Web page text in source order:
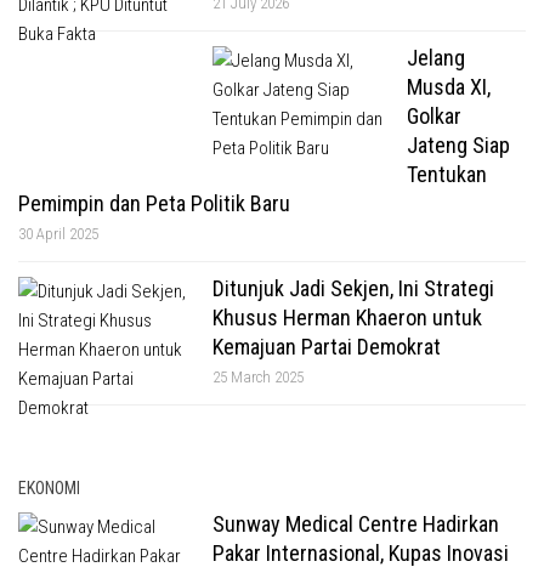
Jelang
Musda XI,
Golkar
Jateng Siap
Tentukan
Pemimpin dan Peta Politik Baru
30 April 2025
Ditunjuk Jadi Sekjen, Ini Strategi
Khusus Herman Khaeron untuk
Kemajuan Partai Demokrat
25 March 2025
EKONOMI
Sunway Medical Centre Hadirkan
Pakar Internasional, Kupas Inovasi